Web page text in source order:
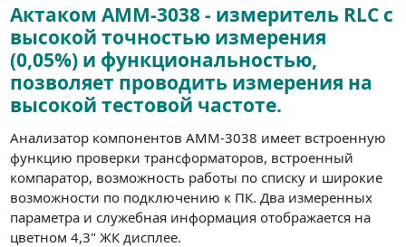
Актаком АММ-3038 - измеритель RLC с
высокой точностью измерения
(0,05%) и функциональностью,
позволяет проводить измерения на
высокой тестовой частоте.
Анализатор компонентов АММ-3038 имеет встроенную
функцию проверки трансформаторов, встроенный
компаратор, возможность работы по списку и широкие
возможности по подключению к ПК. Два измеренных
параметра и служебная информация отображается на
цветном 4,3" ЖК дисплее.